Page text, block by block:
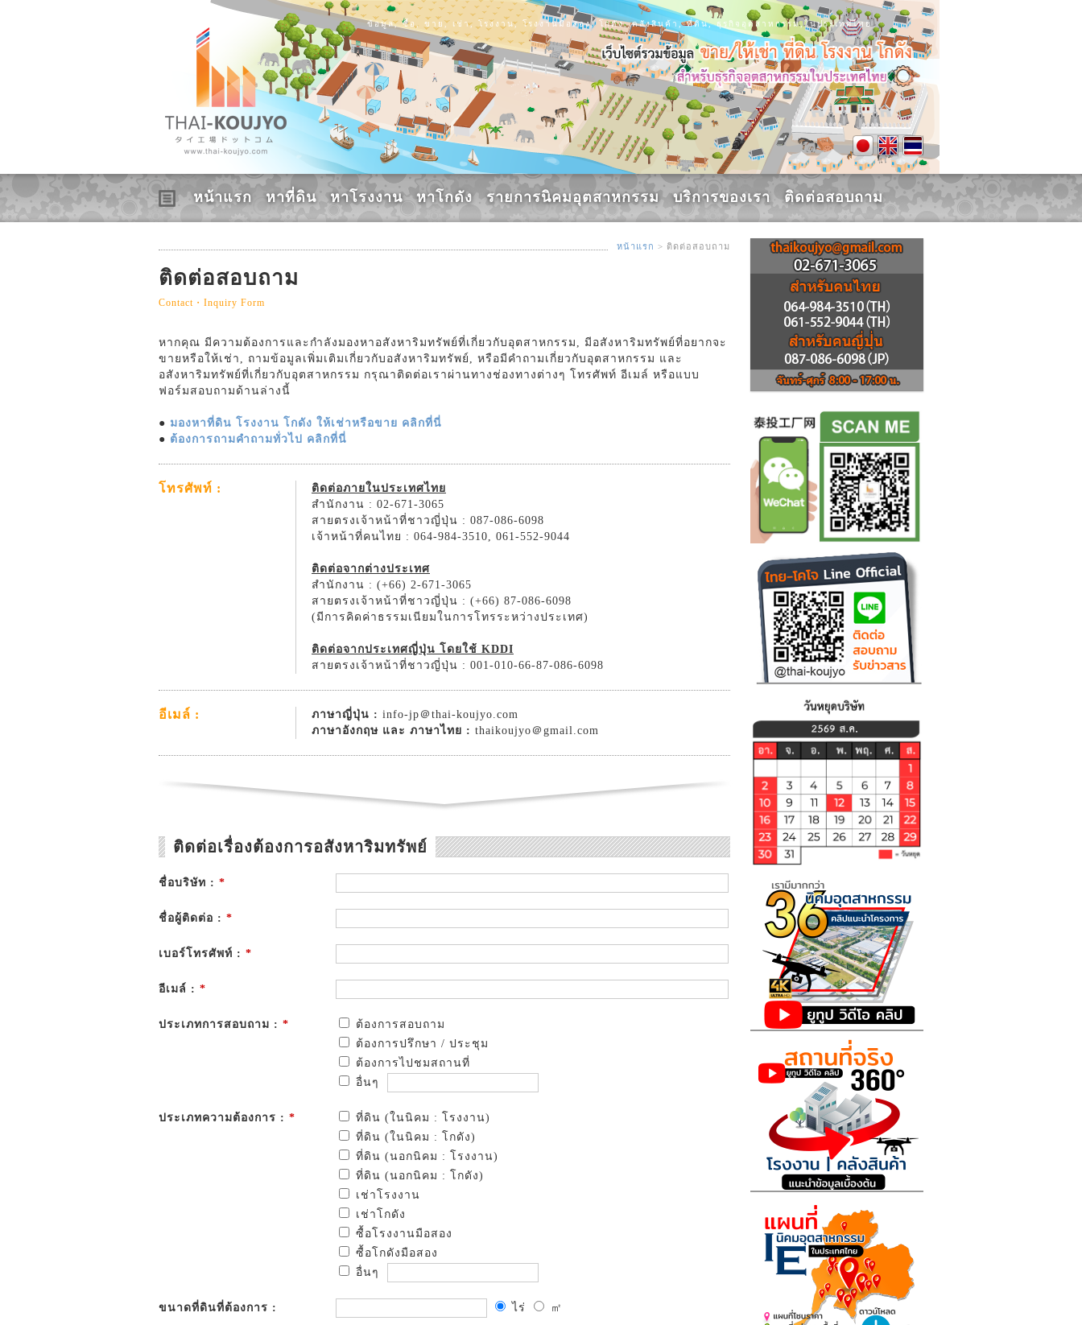
ข้อมูล, ซื้อ, ขาย, เช่า, โรงงาน, โรงงานมือสอง, โกดัง, คลังสินค้า, ที่ดิน, ธุรกิจอุตสาหกรรม,ในประเทศไทย
หน้าแรก หาที่ดิน หาโรงงาน หาโกดัง รายการนิคมอุตสาหกรรม บริการของเรา ติดต่อสอบถาม
หน้าแรก > ติดต่อสอบถาม
ติดต่อสอบถาม
Contact・Inquiry Form
หากคุณ มีความต้องการและกำลังมองหาอสังหาริมทรัพย์ที่เกี่ยวกับอุตสาหกรรม, มีอสังหาริมทรัพย์ที่อยากจะ
ขายหรือให้เช่า, ถามข้อมูลเพิ่มเติมเกี่ยวกับอสังหาริมทรัพย์, หรือมีคำถามเกี่ยวกับอุตสาหกรรม และ
อสังหาริมทรัพย์ที่เกี่ยวกับอุตสาหกรรม กรุณาติดต่อเราผ่านทางช่องทางต่างๆ โทรศัพท์ อีเมล์ หรือแบบ
ฟอร์มสอบถามด้านล่างนี้
● มองหาที่ดิน โรงงาน โกดัง ให้เช่าหรือขาย คลิกที่นี่
● ต้องการถามคำถามทั่วไป คลิกที่นี่
โทรศัพท์ :
ติดต่อภายในประเทศไทย
สำนักงาน : 02-671-3065
สายตรงเจ้าหน้าที่ชาวญี่ปุ่น : 087-086-6098
เจ้าหน้าที่คนไทย : 064-984-3510, 061-552-9044
ติดต่อจากต่างประเทศ
สำนักงาน : (+66) 2-671-3065
สายตรงเจ้าหน้าที่ชาวญี่ปุ่น : (+66) 87-086-6098
(มีการคิดค่าธรรมเนียมในการโทรระหว่างประเทศ)
ติดต่อจากประเทศญี่ปุ่น โดยใช้ KDDI
สายตรงเจ้าหน้าที่ชาวญี่ปุ่น : 001-010-66-87-086-6098
อีเมล์ : ภาษาญี่ปุ่น : info-jp＠thai-koujyo.com
ภาษาอังกฤษ และ ภาษาไทย : thaikoujyo＠gmail.com
ติดต่อเรื่องต้องการอสังหาริมทรัพย์
ชื่อบริษัท : *
ชื่อผู้ติดต่อ : *
เบอร์โทรศัพท์ : *
อีเมล์ : *
ประเภทการสอบถาม : *
ต้องการสอบถาม
ต้องการปรึกษา / ประชุม
ต้องการไปชมสถานที่
อื่นๆ
ประเภทความต้องการ : *
ที่ดิน (ในนิคม : โรงงาน)
ที่ดิน (ในนิคม : โกดัง)
ที่ดิน (นอกนิคม : โรงงาน)
ที่ดิน (นอกนิคม : โกดัง)
เช่าโรงงาน
เช่าโกดัง
ซื้อโรงงานมือสอง
ซื้อโกดังมือสอง
อื่นๆ
ขนาดที่ดินที่ต้องการ : ไร่ ㎡